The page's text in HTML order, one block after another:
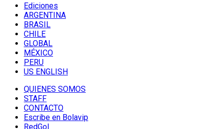
Ediciones
ARGENTINA
BRASIL
CHILE
GLOBAL
MÉXICO
PERU
US ENGLISH
QUIENES SOMOS
STAFF
CONTACTO
Escribe en Bolavip
RedGol